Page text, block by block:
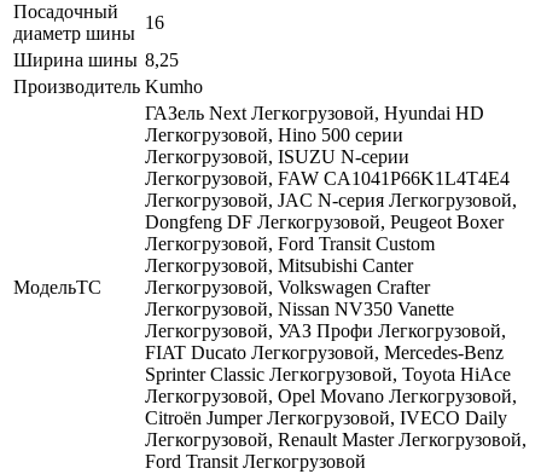
Посадочный
диаметр шины
16
Ширина шины 8,25
Производитель Kumho
МодельТС
ГАЗель Next Легкогрузовой, Hyundai HD
Легкогрузовой, Hino 500 серии
Легкогрузовой, ISUZU N-серии
Легкогрузовой, FAW CA1041P66K1L4T4E4
Легкогрузовой, JAC N-серия Легкогрузовой,
Dongfeng DF Легкогрузовой, Peugeot Boxer
Легкогрузовой, Ford Transit Custom
Легкогрузовой, Mitsubishi Canter
Легкогрузовой, Volkswagen Crafter
Легкогрузовой, Nissan NV350 Vanette
Легкогрузовой, УАЗ Профи Легкогрузовой,
FIAT Ducato Легкогрузовой, Mercedes-Benz
Sprinter Classic Легкогрузовой, Toyota HiAce
Легкогрузовой, Opel Movano Легкогрузовой,
Citroën Jumper Легкогрузовой, IVECO Daily
Легкогрузовой, Renault Master Легкогрузовой,
Ford Transit Легкогрузовой